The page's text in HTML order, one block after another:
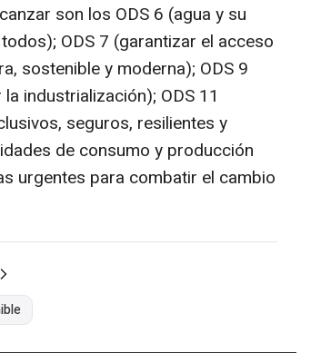
son los ODS 6 (agua y su
ODS 7 (garantizar el acceso
sostenible y moderna); ODS 9
industrialización); ODS 11
seguros, resilientes y
de consumo y producción
urgentes para combatir el cambio